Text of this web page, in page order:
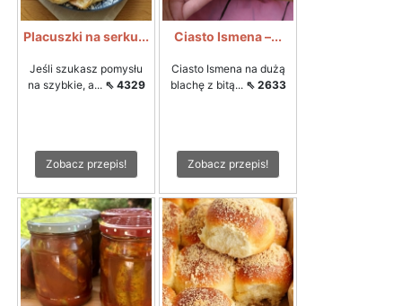
Placuszki na serku...
Jeśli szukasz pomysłu
na szybkie, a... ⇖ 4329
Zobacz przepis!
Ciasto Ismena –...
Ciasto Ismena na dużą
blachę z bitą... ⇖ 2633
Zobacz przepis!